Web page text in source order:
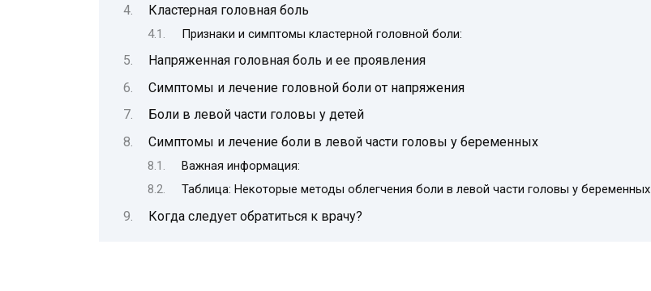
Кластерная головная боль
Признаки и симптомы кластерной головной боли:
Напряженная головная боль и ее проявления
Симптомы и лечение головной боли от напряжения
Боли в левой части головы у детей
Симптомы и лечение боли в левой части головы у беременных
Важная информация:
Таблица: Некоторые методы облегчения боли в левой части головы у беременных
Когда следует обратиться к врачу?